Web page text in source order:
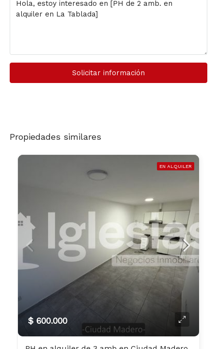
Solicitar información
Propiedades similares
EN ALQUILER
$ 600.000